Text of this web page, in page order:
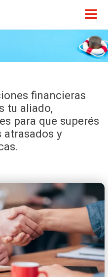
financieras
tu aliado,
para que superés
y